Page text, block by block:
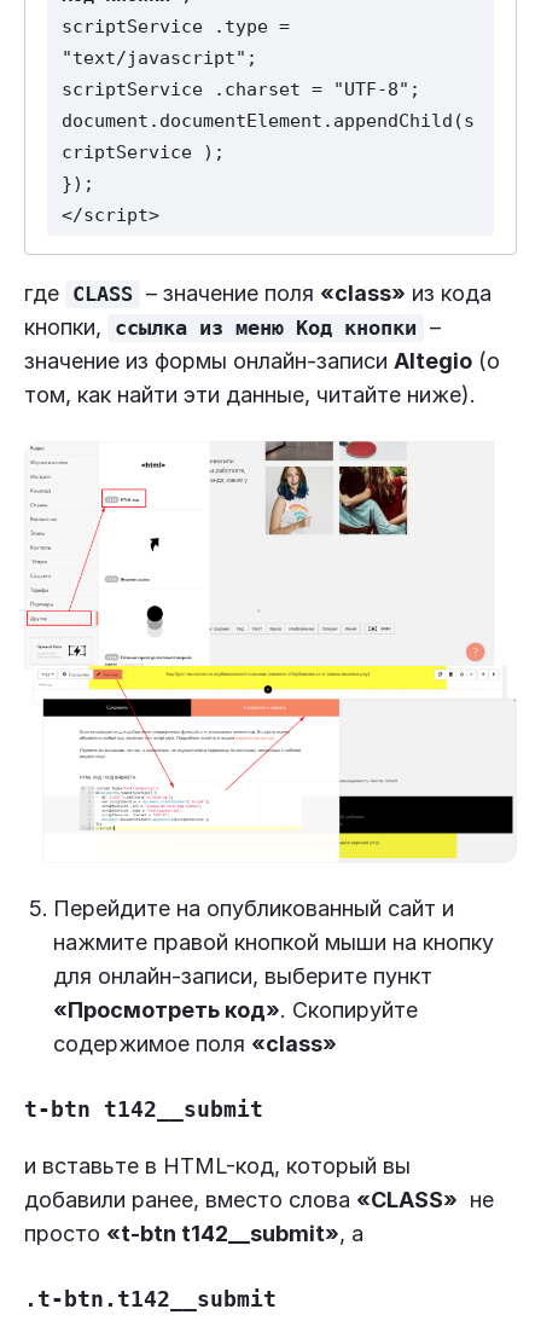
scriptService .type =
"text/javascript";
scriptService .charset = "UTF-8";
document.documentElement.appendChild(s
criptService );
});
</script>
где CLASS – значение поля «class» из кода
кнопки,
ссылка из меню Код кнопки
–
значение из формы онлайн-записи Altegio (о
том, как найти эти данные, читайте ниже).
Перейдите на опубликованный сайт и
нажмите правой кнопкой мыши на кнопку
для онлайн-записи, выберите пункт
«Просмотреть код». Скопируйте
содержимое поля «class»
t-btn t142__submit
и вставьте в HTML-код, который вы
добавили ранее, вместо слова «CLASS» не
просто «t-btn t142__submit», а
.t-btn.t142__submit